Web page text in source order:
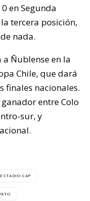
en Segunda
tercera posición,
nada.
Ñublense en la
Chile, que dará
finales nacionales.
entre Colo
sur, y
ESTADIO CAP